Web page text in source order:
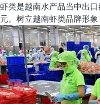
虾类是越南水产品当中出
元。树立越南虾类品牌形